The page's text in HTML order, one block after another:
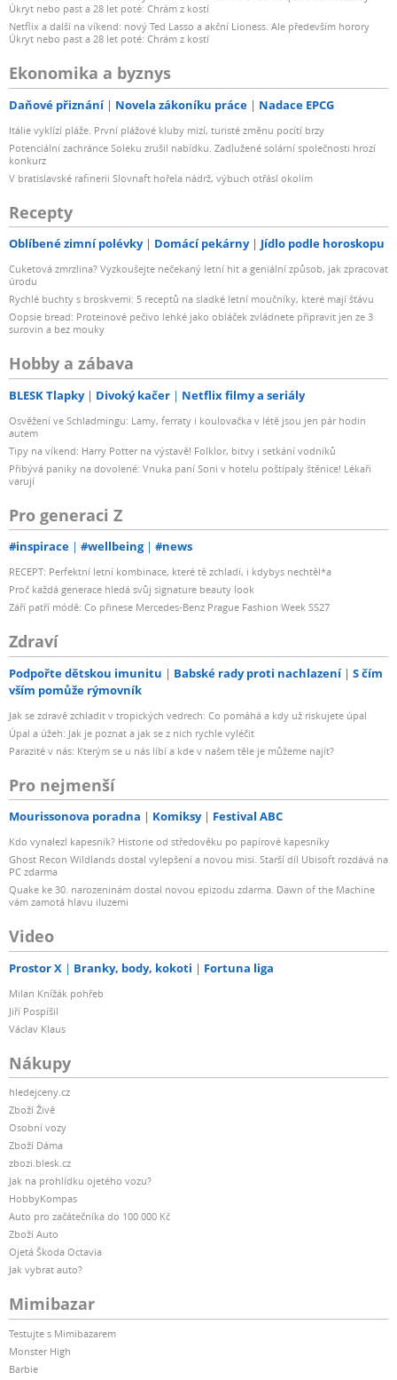
Úkryt nebo past a 28 let poté: Chrám z kostí
Netflix a další na víkend: nový Ted Lasso a akční Lioness. Ale především horory
Úkryt nebo past a 28 let poté: Chrám z kostí
Ekonomika a byznys
Daňové přiznání Novela zákoníku práce Nadace EPCG
Itálie vyklízí pláže. První plážové kluby mizí, turisté změnu pocítí brzy
Potenciální zachránce Soleku zrušil nabídku. Zadlužené solární společnosti hrozí
konkurz
V bratislavské rafinerii Slovnaft hořela nádrž, výbuch otřásl okolím
Recepty
Oblíbené zimní polévky Domácí pekárny Jídlo podle horoskopu
Cuketová zmrzlina? Vyzkoušejte nečekaný letní hit a geniální způsob, jak zpracovat
úrodu
Rychlé buchty s broskvemi: 5 receptů na sladké letní moučníky, které mají šťávu
Oopsie bread: Proteinové pečivo lehké jako obláček zvládnete připravit jen ze 3
surovin a bez mouky
Hobby a zábava
BLESK Tlapky Divoký kačer Netflix filmy a seriály
Osvěžení ve Schladmingu: Lamy, ferraty i koulovačka v létě jsou jen pár hodin
autem
Tipy na víkend: Harry Potter na výstavě! Folklor, bitvy i setkání vodníků
Přibývá paniky na dovolené: Vnuka paní Soni v hotelu poštípaly štěnice! Lékaři
varují
Pro generaci Z
#inspirace #wellbeing #news
RECEPT: Perfektní letní kombinace, které tě zchladí, i kdybys nechtěl*a
Proč každá generace hledá svůj signature beauty look
Září patří módě: Co přinese Mercedes-Benz Prague Fashion Week SS27
Zdraví
Podpořte dětskou imunitu Babské rady proti nachlazení
S čím
vším pomůže rýmovník
Jak se zdravě zchladit v tropických vedrech: Co pomáhá a kdy už riskujete úpal
Úpal a úžeh: Jak je poznat a jak se z nich rychle vyléčit
Parazité v nás: Kterým se u nás líbí a kde v našem těle je můžeme najít?
Pro nejmenší
Mourissonova poradna Komiksy Festival ABC
Kdo vynalezl kapesník? Historie od středověku po papírové kapesníky
Ghost Recon Wildlands dostal vylepšení a novou misi. Starší díl Ubisoft rozdává na
PC zdarma
Quake ke 30. narozeninám dostal novou epizodu zdarma. Dawn of the Machine
vám zamotá hlavu iluzemi
Video
Prostor X Branky, body, kokoti Fortuna liga
Milan Knížák pohřeb
Jiří Pospíšil
Václav Klaus
Nákupy
hledejceny.cz
Zboží Živě
Osobní vozy
Zboží Dáma
zbozi.blesk.cz
Jak na prohlídku ojetého vozu?
HobbyKompas
Auto pro začátečníka do 100 000 Kč
Zboží Auto
Ojetá Škoda Octavia
Jak vybrat auto?
Mimibazar
Testujte s Mimibazarem
Monster High
Barbie